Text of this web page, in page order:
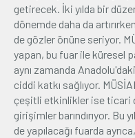
getirecek. İki yılda bir
dönemde daha da
de gözler önüne seriyor.
yapan, bu fuar ile küresel
aynı zamanda
ciddi katkı sağlıyor.
çeşitli etkinlikler ise ticari
girişimler barındırıyor. Bu
de yapılacağı fuarda